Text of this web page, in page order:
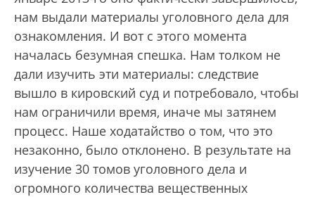
нам выдали материалы уголовного дела для
ознакомления. И вот с этого момента
началась безумная спешка. Нам толком не
дали изучить эти материалы: следствие
вышло в кировский суд и потребовало, чтобы
нам ограничили время, иначе мы затянем
процесс. Наше ходатайство о том, что это
незаконно, было отклонено. В результате на
изучение 30 томов уголовного дела и
огромного количества вещественных